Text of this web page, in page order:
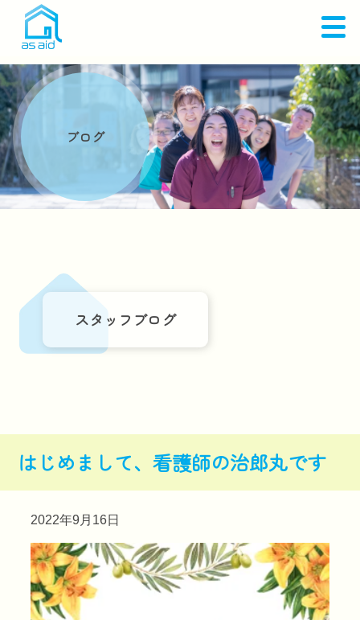
ブログ
スタッフブログ
はじめまして、看護師の治郎丸です
2022年9月16日